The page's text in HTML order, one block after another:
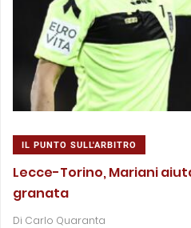
IL PUNTO SULL'ARBITRO
Lecce-Torino, Mariani
granata
Di Carlo Quaranta